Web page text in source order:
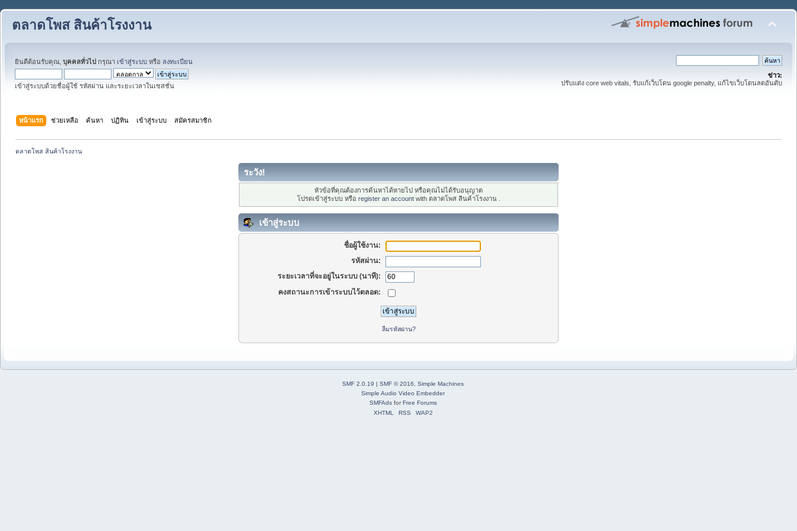
ตลาดโพส สินค้าโรงงาน
ยินดีต้อนรับคุณ, บุคคลทั่วไป กรุณา เข้าสู่ระบบ หรือ ลงทะเบียน
เข้าสู่ระบบด้วยชื่อผู้ใช้ รหัสผ่าน และระยะเวลาในเซสชั่น
ข่าว:
ปรับแต่ง core web vitals, รับแก้เว็บโดน google penalty, แก้ไขเว็บโดนลดอันดับ
หน้าแรก ช่วยเหลือ ค้นหา ปฏิทิน เข้าสู่ระบบ สมัครสมาชิก
ตลาดโพส สินค้าโรงงาน
ระวัง!
หัวข้อที่คุณต้องการค้นหาได้หายไป หรือคุณไม่ได้รับอนุญาต
โปรดเข้าสู่ระบบ หรือ register an accountwith ตลาดโพส สินค้าโรงงาน .
เข้าสู่ระบบ
ชื่อผู้ใช้งาน:
รหัสผ่าน:
ระยะเวลาที่จะอยู่ในระบบ (นาที):
คงสถานะการเข้าระบบไว้ตลอด:
ลืมรหัสผ่าน?
SMF 2.0.19 | SMF © 2016
Simple Machines
Simple Audio Video Embedder
SMFAdsforFree Forums
XHTML
RSS WAP2